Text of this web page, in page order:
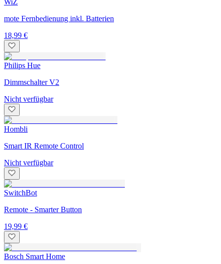
WiZ
mote Fernbedienung inkl. Batterien
18,99 €
Philips Hue
Dimmschalter V2
Nicht verfügbar
Hombli
Smart IR Remote Control
Nicht verfügbar
SwitchBot
Remote - Smarter Button
19,99 €
Bosch Smart Home